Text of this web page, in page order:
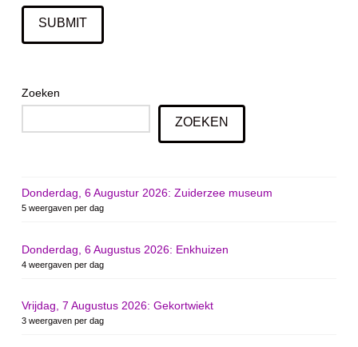
Zoeken
ZOEKEN
Donderdag, 6 Augustur 2026: Zuiderzee museum
5 weergaven per dag
Donderdag, 6 Augustus 2026: Enkhuizen
4 weergaven per dag
Vrijdag, 7 Augustus 2026: Gekortwiekt
3 weergaven per dag